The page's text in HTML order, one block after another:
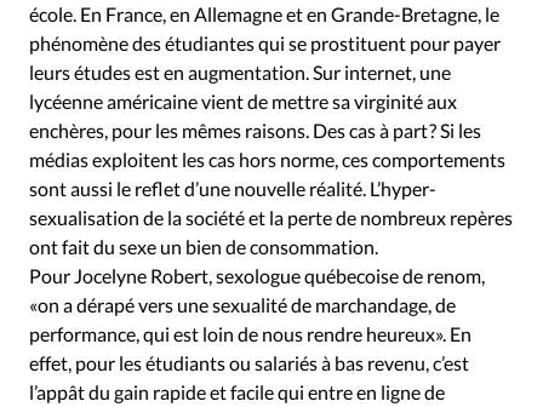
RUBRIQUES
Tous les articles
Actualité chrétienne
Actualité internationale
Chronique
Culture
Dossier
Eglises Génération réveil
Monde
Opinions
Publireportage
Relations Aujourd'hui
Société
Tour du monde des Eglises
Trait d'Ixène
Vécu
Vie Intérieure
école. En France, en Allemagne et en Grande-Bretagne, le
phénomène des étudiantes qui se prostituent pour payer
leurs études est en augmentation. Sur internet, une
lycéenne américaine vient de mettre sa virginité aux
enchères, pour les mêmes raisons. Des cas à part ? Si les
médias exploitent les cas hors norme, ces comportements
sont aussi le reflet d’une nouvelle réalité. L’hyper-
sexualisation de la société et la perte de nombreux repères
ont fait du sexe un bien de consommation.
Pour Jocelyne Robert, sexologue québecoise de renom,
«on a dérapé vers une sexualité de marchandage, de
performance, qui est loin de nous rendre heureux». En
effet, pour les étudiants ou salariés à bas revenu, c’est
l’appât du gain rapide et facile qui entre en ligne de